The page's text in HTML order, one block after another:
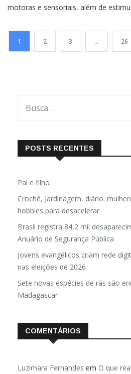
motoras e sensoriais, além de
está cada vez mais cercada de
digitar. Isso vale tanto para os
1 2 3 … 26
POSTS RECENTES
Pai e filho
Crochê, jardinagem, diário:
hobbies para desacelerar
Brasil registra 84,2 mil
Anuário de Segurança Pública
Jovens evangélicos criam rede
nas eleições de 2026
Sete novas espécies de rãs são
Madagascar
COMENTÁRIOS
Luzimara Fernandes em O que